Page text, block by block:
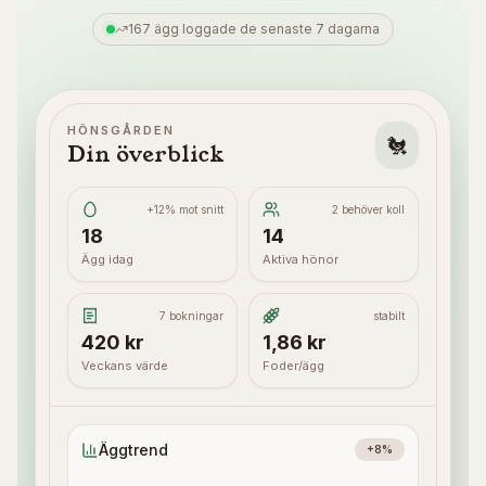
167 ägg loggade de senaste 7 dagarna
HÖNSGÅRDEN
Din överblick 🐔
+12% mot snitt
18
Ägg idag
2 behöver koll
14
Aktiva hönor
7 bokningar
420 kr
Veckans värde
stabilt
1,86 kr
Foder/ägg
Äggtrend +8%